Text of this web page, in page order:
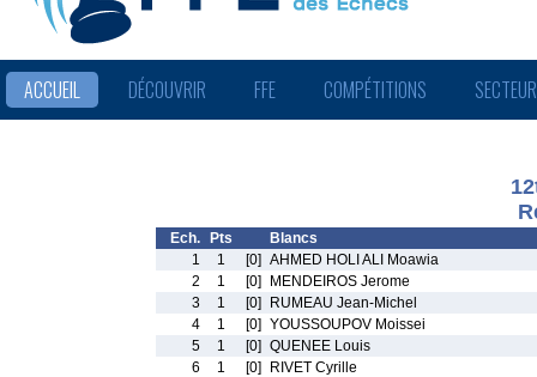
ACCUEIL DÉCOUVRIR FFE COMPÉTITIONS
Ech. Pts
Blancs
1
1 [0] AHMED HOLI ALI Moawia
2
1 [0]
MENDEIROS Jerome
3
1 [0]
RUMEAU Jean-Michel
4
1 [0] YOUSSOUPOV Moissei
5
1 [0] QUENEE Louis
6
1 [0]
RIVET Cyrille